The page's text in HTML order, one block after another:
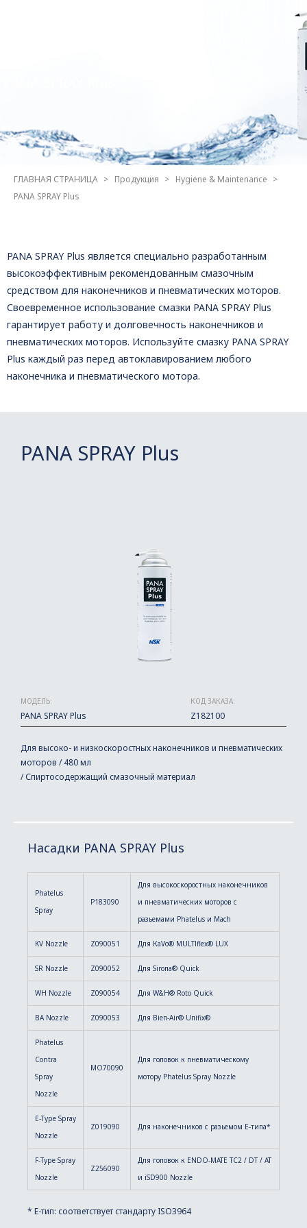
ГЛАВНАЯ СТРАНИЦА Продукция
Hygiene & Maintenance
PANA SPRAY Plus
PANA SPRAY Plus является специально разработанным
высокоэффективным рекомендованным смазочным
средством для наконечников и пневматических моторов.
Своевременное использование смазки PANA SPRAY Plus
гарантирует работу и долговечность наконечников и
пневматических моторов. Используйте смазку PANA SPRAY
Plus каждый раз перед автоклавированием любого
наконечника и пневматического мотора.
PANA SPRAY Plus
МОДЕЛЬ:
PANA SPRAY Plus
КОД ЗАКАЗА:
Z182100
Для высоко- и низкоскоростных наконечников и пневматических
моторов / 480 мл
/ Спиртосодержащий смазочный материал
Насадки PANA SPRAY Plus
Phatelus
Spray
P183090
Для высокоскоростных наконечников
и пневматических моторов с
разьемами Phatelus и Mach
KV Nozzle Z090051 Для КаVо® MULТlflex® LUX
SR Nozzle Z090052 Для Siroпa® Quick
WH Nozzle Z090054 Для W&H® Roto Quick
BA Nozzle Z090053 Для Bieп-Air® Uпifix®
Phatelus
Contra
Spray
Nozzle
MO70090
Для головок к пневматическому
мотору Phatelus Spray Nozzle
E-Type Spray
Nozzle
Z019090 Для наконечников с разьемом Е-типа*
F-Type Spray
Nozzle
Z256090
Для гоповок к ENDO-MATE TC2 / DT / AT
и iSD900 Nozzle
* Е-тип: соответствует стандарту ISO3964